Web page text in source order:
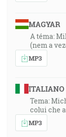
MAGYAR
A téma:
(nem a
MP3
ITALIANO
Tema:
colui che
MP3